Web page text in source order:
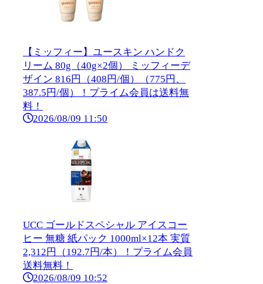
【ミッフィー】ユースキン ハンドク
リーム 80g（40g×2個） ミッフィーデ
ザイン 816円（408円/個）（775円、
387.5円/個）！プライム会員は送料無
料！
2026/08/09 11:50
UCC ゴールドスペシャル アイスコー
ヒー 無糖 紙パック 1000ml×12本 実質
2,312円（192.7円/本）！プライム会員
送料無料！
2026/08/09 10:52